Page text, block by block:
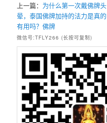
上一篇： 为什么第一次戴佛牌头
晕，泰国佛牌加持的法力是真的
有用吗？佛牌
微信号:TFLY266 (长按可复制)